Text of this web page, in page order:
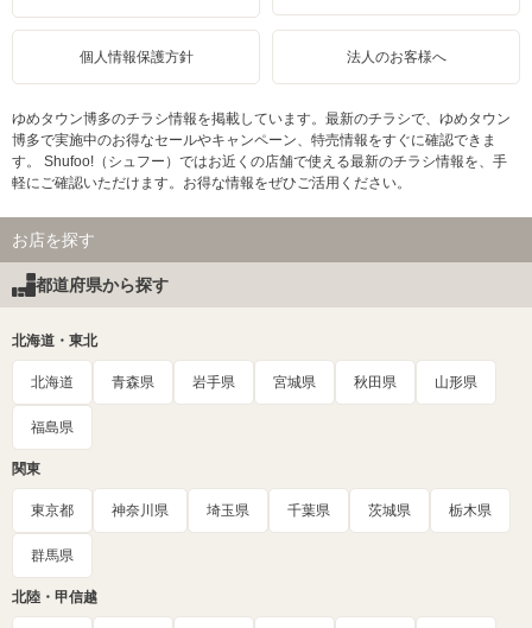
個人情報保護方針 法人のお客様へ
ゆめタウン博多のチラシ情報を掲載しています。最新のチラシで、ゆめタウン
博多で実施中のお得なセールやキャンペーン、特売情報をすぐに確認できま
す。 Shufoo!（シュフー）ではお近くの店舗で使える最新のチラシ情報を、手
軽にご確認いただけます。お得な情報をぜひご活用ください。
お店を探す
都道府県から探す
北海道・東北
北海道 青森県 岩手県 宮城県 秋田県 山形県
福島県
関東
東京都 神奈川県 埼玉県 千葉県 茨城県 栃木県
群馬県
北陸・甲信越